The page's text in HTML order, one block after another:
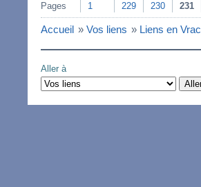
Pages 1 229 230 231
Accueil » Vos liens » Liens en Vrac
Aller à